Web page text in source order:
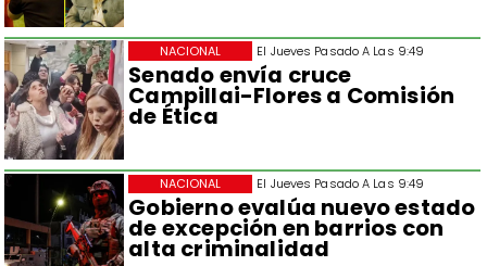
El Jueves Pasado A Las 9:49
Senado envía cruce
Campillai-Flores a Comisión
de Ética
NACIONAL
El Jueves Pasado A Las 9:49
Gobierno evalúa nuevo estado
de excepción en barrios con
alta criminalidad
NACIONAL